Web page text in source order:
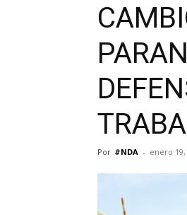
Por #NDA - enero 19,